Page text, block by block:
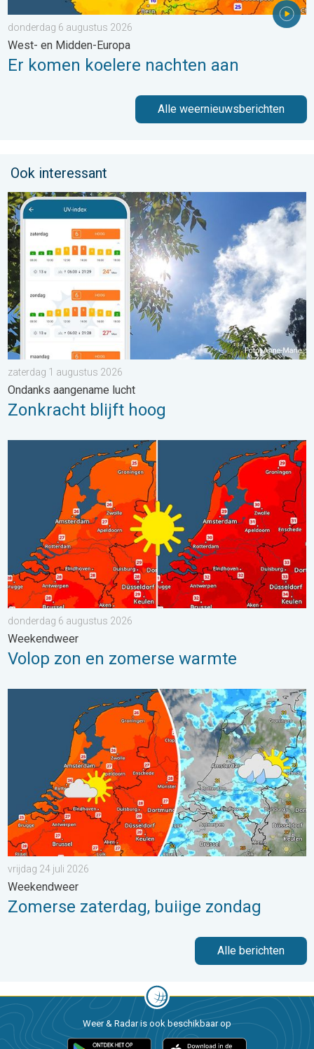
donderdag 6 augustus 2026
West- en Midden-Europa
Er komen koelere nachten aan
Alle weernieuwsberichten
Ook interessant
Zonkracht blijft hoog. Ondanks aangename lucht. . . zaterdag
zaterdag 1 augustus 2026
Ondanks aangename lucht
Zonkracht blijft hoog
Volop zon en zomerse warmte. Weekendweer. . . donderdag
donderdag 6 augustus 2026
Weekendweer
Volop zon en zomerse warmte
Zomerse zaterdag, buiige zondag. Weekendweer. . . vrijdag
vrijdag 24 juli 2026
Weekendweer
Zomerse zaterdag, buiige zondag
Alle berichten
Weer & Radar is ook beschikbaar op